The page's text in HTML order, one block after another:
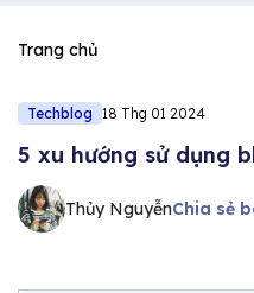
Trang chủ
Techblog 18 Thg 01 2024
5 xu hướng sử dụng
Thủy NguyễnChia sẻ